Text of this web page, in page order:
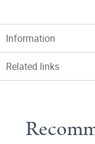
Information
Related links